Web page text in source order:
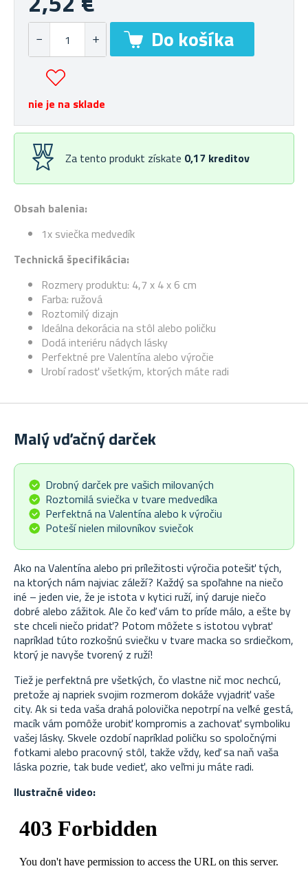
Obsah balenia:
1x sviečka medvedík
Technická špecifikácia:
Rozmery produktu: 4,7 x 4 x 6 cm
Farba: ružová
Roztomilý dizajn
Ideálna dekorácia na stôl alebo poličku
Dodá interiéru nádych lásky
Perfektné pre Valentína alebo výročie
Urobí radosť všetkým, ktorých máte radi
nie je na sklade
Za tento produkt získate 0,17 kreditov
Malý vďačný darček
Drobný darček pre vašich milovaných
Roztomilá sviečka v tvare medvedíka
Perfektná na Valentína alebo k výročiu
Poteší nielen milovníkov sviečok
Ako na Valentína alebo pri príležitosti výročia potešiť tých,
na ktorých nám najviac záleží? Každý sa spoľahne na niečo
iné – jeden vie, že je istota v kytici ruží, iný daruje niečo
dobré alebo zážitok. Ale čo keď vám to príde málo, a ešte by
ste chceli niečo pridať? Potom môžete s istotou vybrať
napríklad túto rozkošnú sviečku v tvare macka so srdiečkom,
ktorý je navyše tvorený z ruží!
Tiež je perfektná pre všetkých, čo vlastne nič moc nechcú,
pretože aj napriek svojim rozmerom dokáže vyjadriť vaše
city. Ak si teda vaša drahá polovička nepotrpí na veľké gestá,
macík vám pomôže urobiť kompromis a zachovať symboliku
vašej lásky. Skvele ozdobí napríklad poličku so spoločnými
fotkami alebo pracovný stôl, takže vždy, keď sa naň vaša
láska pozrie, tak bude vedieť, ako veľmi ju máte radi.
Ilustračné video: